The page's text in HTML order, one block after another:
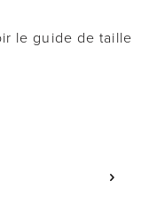
d'achats
le guide de taille